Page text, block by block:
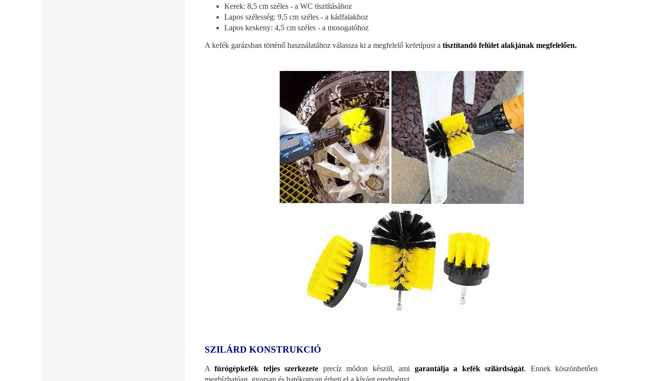
Kerek: 8,5 cm széles - a WC tisztításához
Lapos szélesség: 9,5 cm széles - a kádfalakhoz
Lapos keskeny: 4,5 cm széles - a mosogatóhoz
A kefék garázsban történő használatához válassza ki a megfelelő kefetípust a tisztítandó felület alakjának megfelelően.
SZILÁRD KONSTRUKCIÓ
Afúrógépkefék teljes szerkezete precíz módon készül, ami garantálja a kefék szilárdságát. Ennek köszönhetően
megbízhatóan, gyorsan és hatékonyan érheti el a kívánt eredményt.